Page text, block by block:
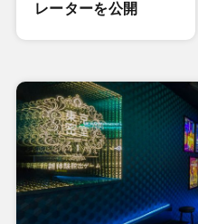
レーターを公開